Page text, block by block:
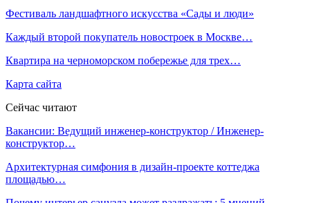
Фестиваль ландшафтного искусства «Сады и люди»
Каждый второй покупатель новостроек в Москве…
Квартира на черноморском побережье для трех…
Карта сайта
Сейчас читают
Вакансии: Ведущий инженер-конструктор / Инженер-
конструктор…
Архитектурная симфония в дизайн-проекте коттеджа
площадью…